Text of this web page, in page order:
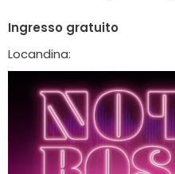
Ingresso gratuito
Locandina: